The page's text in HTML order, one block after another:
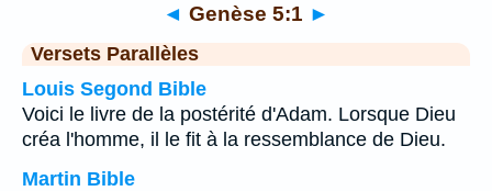
◄ Genèse 5:1 ►
Versets Parallèles
Louis Segond Bible
Voici le livre de la postérité d'Adam. Lorsque Dieu
créa l'homme, il le fit à la ressemblance de Dieu.
Martin Bible